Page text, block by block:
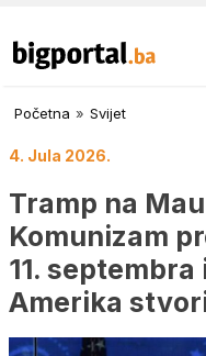
Početna » Svijet
4. Jula 2026.
Tramp na
Komunizam
11.
Amerika